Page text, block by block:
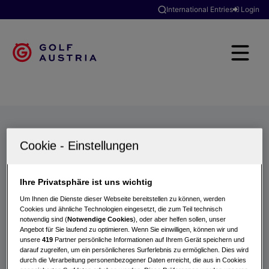
International Entries Login
Turniere
Ihre Privatsphäre ist uns wichtig
Um Ihnen die Dienste dieser Webseite bereitstellen zu können, werden
Cookies und ähnliche Technologien eingesetzt, die zum Teil technisch
notwendig sind (Notwendige Cookies), oder aber helfen sollen, unser
Angebot für Sie laufend zu optimieren. Wenn Sie einwilligen, können wir und
unsere419 Partner persönliche Informationen auf Ihrem Gerät speichern und
darauf zugreifen, um ein persönlicheres Surferlebnis zu ermöglichen. Dies wird
durch die Verarbeitung personenbezogener Daten erreicht, die aus in Cookies